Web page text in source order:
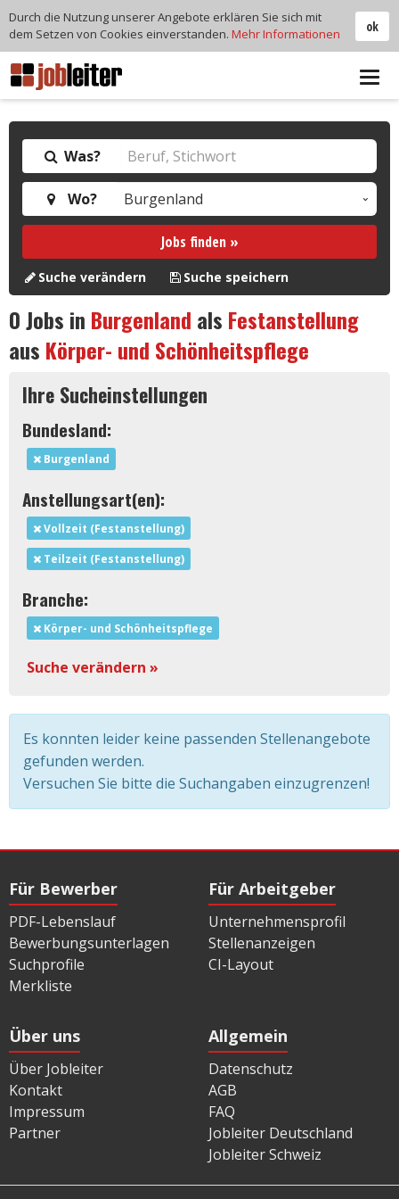
Was?
Wo?
Jobs finden »
Suche verändern Suche speichern
0Jobs in Burgenland als Festanstellung
aus Körper- und Schönheitspflege
Ihre Sucheinstellungen
Bundesland:
Burgenland
Anstellungsart(en):
Vollzeit (Festanstellung)
Teilzeit (Festanstellung)
Branche:
Körper- und Schönheitspflege
Suche verändern »
Es konnten leider keine passenden Stellenangebote
gefunden werden.
Versuchen Sie bitte die Suchangaben einzugrenzen!
Für Bewerber
PDF-Lebenslauf
Bewerbungsunterlagen
Suchprofile
Merkliste
Für Arbeitgeber
Unternehmensprofil
Stellenanzeigen
CI-Layout
Über uns
Über Jobleiter
Kontakt
Impressum
Partner
Allgemein
Datenschutz
AGB
FAQ
Jobleiter Deutschland
Jobleiter Schweiz
ok
Durch die Nutzung unserer Angebote erklären Sie sich mit
dem Setzen von Cookies einverstanden. Mehr Informationen